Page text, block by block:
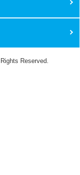
Reserved.